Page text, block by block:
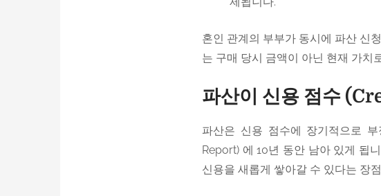
혼인 관계의 부부가 동시에 파산 신
는 구매 당시 금액이 아닌 현재 가치
파산이 신용 점수
파산은 신용 점수에 장기적으로
Report) 에 10년 동안 남아 있게 됩
신용을 새롭게 쌓아갈 수 있다는 장